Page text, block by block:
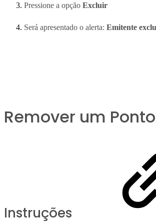
Pressione a opção Excluir
Será apresentado o alerta: Emitente
Remover um
Instruções